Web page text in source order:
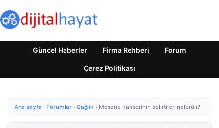
Güncel Haberler Firma Rehberi Forum
Çerez Politikası
Ana sayfa › Forumlar › Sağlık › Mesane kanserinin belirtileri nelerdir?